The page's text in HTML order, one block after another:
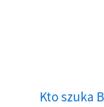
Kto szuka